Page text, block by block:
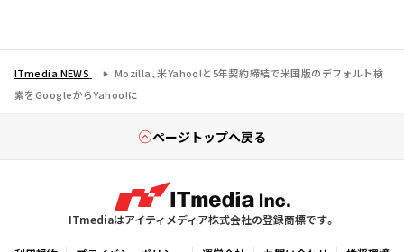
ITmedia NEWS
Mozilla、米Yahoo!と5年契約締結で米国版のデフォルト検
索をGoogleからYahoo!に
ページトップへ戻る
ITmediaはアイティメディア株式会社の登録商標です。